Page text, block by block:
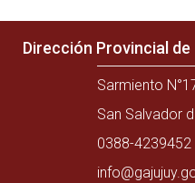
Dirección Provincial
Sarmiento
San Salvador
0388-